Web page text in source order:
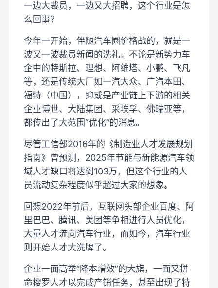
一边大裁员，一边又大招聘，这个行业是怎
么回事？
今年一开始，伴随汽车圈价格战的，就是一
波又一波裁员新闻的洗礼。不论是新势力车
企中的特斯拉、理想、阿维塔、小鹏、飞凡
等，还是传统大厂如一汽大众、广汽本田、
福特（中国），抑或是产业链上下游的相关
企业博世、大陆集团、采埃孚、佛瑞亚等，
都传出了大范围“优化”的消息。
尽管工信部2016年的《制造业人才发展规划
指南》曾预测，2025年节能与新能源汽车领
域人才缺口将达到103万，但这个行业的人
员流动复杂程度似乎超过大家的想象。
回想2022年前后，互联网头部企业百度、阿
里巴巴、腾讯、美团等争相进行人员优化，
大量人才流向汽车行业，而如今，汽车行业
则开始人才大洗牌了。
企业一面高举“降本增效”的大旗，一面又拼
命搜罗人才以完成产销任务，甚至出现了特